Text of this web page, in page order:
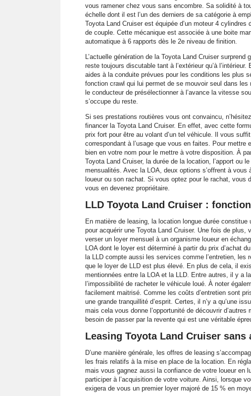
vous ramener chez vous sans encombre. Sa solidité à
échelle dont il est l’un des derniers de sa catégorie à
Toyota Land Cruiser est équipée d’un moteur 4
de couple. Cette mécanique est associée à une boite
automatique à 6 rapports dès le 2e niveau de finition.
L’actuelle génération de la Toyota Land Cruiser
reste toujours discutable tant à l’extérieur qu’à
aides à la conduite prévues pour les conditions les plus
fonction crawl qui lui permet de se mouvoir seul dans
le conducteur de présélectionner à l’avance la vitesse
s’occupe du reste.
Si ses prestations routières vous ont convaincu,
financer la Toyota Land Cruiser. En effet, avec cette
prix fort pour être au volant d’un tel véhicule. Il vous
correspondant à l’usage que vous en faites. Pour
bien en votre nom pour le mettre à votre disposition. À
Toyota Land Cruiser, la durée de la location, l’apport ou
mensualités. Avec la LOA, deux options s’offrent à
loueur ou son rachat. Si vous optez pour le rachat, vous
vous en devenez propriétaire.
LLD Toyota Land Cruiser :
En matière de leasing, la location longue durée
pour acquérir une Toyota Land Cruiser. Une fois de
verser un loyer mensuel à un organisme loueur en
LOA dont le loyer est déterminé à partir du prix d’achat
la LLD compte aussi les services comme l’entretien, les
que le loyer de LLD est plus élevé. En plus de cela, il
mentionnées entre la LOA et la LLD. Entre autres, il y a
l’impossibilité de racheter le véhicule loué. À noter
facilement maitrisé. Comme les coûts d’entretien sont
une grande tranquillité d’esprit. Certes, il n’y a qu’une
mais cela vous donne l’opportunité de découvrir
besoin de passer par la revente qui est une véritable
Leasing Toyota Land Cruiser
D’une manière générale, les offres de leasing
les frais relatifs à la mise en place de la location. En
mais vous gagnez aussi la confiance de votre loueur en
participer à l’acquisition de votre voiture. Ainsi, lorsque
exigera de vous un premier loyer majoré de 15 % en